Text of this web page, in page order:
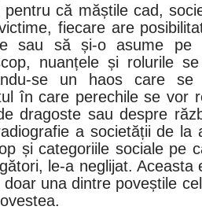
pentru că măștile cad,
fiecare are
sau să și-o asume pe
nuanțele și rolurile
se un haos care
în care perechile se vor
dragoste sau despre
a societății de la
și categoriile sociale pe
le-a neglijat. Aceasta
doar una dintre poveștile